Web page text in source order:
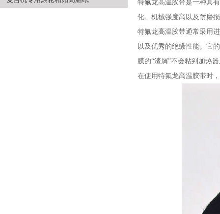
特氟龙高温胶带是一种具
化、机械强度高以及耐磨
特氟龙高温胶带通常采用
以及优秀的绝缘性能。它
膜的“渣屑”不会粘到加热
在使用特氟龙高温胶带时